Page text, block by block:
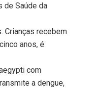
de Saúde da
Crianças recebem
anos, é
com
a dengue,